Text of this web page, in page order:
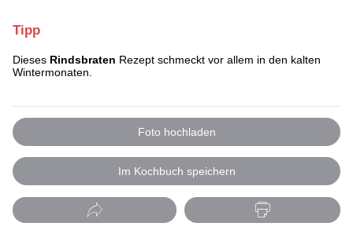
Tipp
Dieses Rindsbraten Rezept schmeckt vor allem in den kalten
Wintermonaten.
Foto hochladen
Im Kochbuch speichern